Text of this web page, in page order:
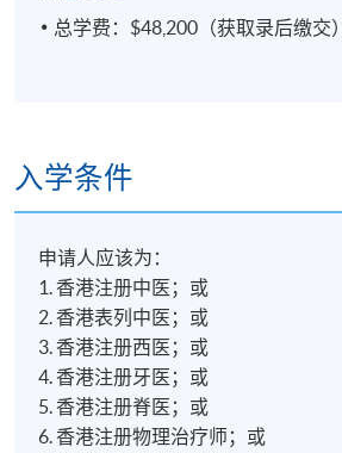
总学费：$48,200（获取录后缴交）
入学条件
申请人应该为：
1. 香港注册中医；或
2. 香港表列中医；或
3. 香港注册西医；或
4. 香港注册牙医；或
5. 香港注册脊医；或
6. 香港注册物理治疗师；或